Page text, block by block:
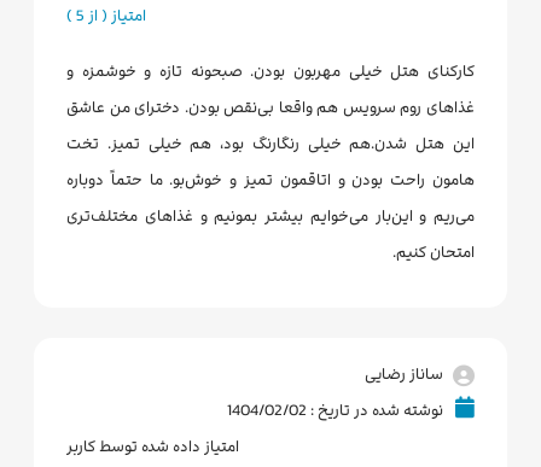
امتیاز ( از 5 )
کارکنای هتل خیلی مهربون بودن. صبحونه تازه و خوشمزه و
غذاهای روم سرویس هم واقعا بی‌نقص بودن. دخترای من عاشق
این هتل شدن.هم خیلی رنگارنگ بود، هم خیلی تمیز. تخت
هامون راحت بودن و اتاقمون تمیز و خوش‌بو. ما حتماً دوباره
می‌ریم و این‌بار می‌خوایم بیشتر بمونیم و غذاهای مختلف‌تری
امتحان کنیم.
ساناز رضایی
نوشته شده در تاریخ : 1404/02/02
امتیاز داده شده توسط کاربر